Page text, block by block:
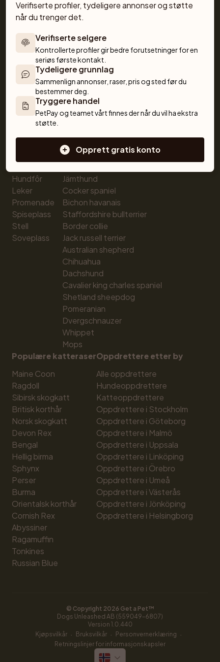
Hjelp
Anmeldelser
Kjæledyrbloggen
Butikk
Butikk
Alle produkter
Hundfôr
Leker
Promenade
Spiseplass
Stell
Soveplass
Labrador retriever
Fransk bulldog
Jämthund
Cocker spaniel
Bichon havanais
Staffordshire bullterrier
Border collie
Jack russell terrier
Australian shepherd
Chihuahua
Dachshund
Cavalier king charles spaniel
Shetland sheepdog
Pomeranian
Dvergschnauzer
Whippet
Mops
Populære katteraser
Maine Coon
Ragdoll
Sibirsk skogkatt
Britisk korthår
Norsk skogkatt
Devon Rex
Bengal
Hellig birma
Sphynx
Perser
Burma
Orientalsk korthår
Cornish Rex
Abyssiner
Ragamuffin
Tonkines
Russian Blue
Oppdrettere etter by
Alle oppdrettere
Hundeoppdrettere
Katteoppdrettere
Oppdrettere i Stockholm
Oppdrettere i Göteborg
Oppdrettere i Malmö
Oppdrettere i Uppsala
Oppdrettere i Linköping
Oppdrettere i Örebro
Oppdrettere i Umeå
Oppdrettere i Västerås
Oppdrettere i Jönköping
Oppdrettere i Helsingborg
© Copyright 2026 Get a Pet™
Dogs Unleashed AB (559049-6807)
Version 1.0.440
Kjøpsvilkår · Bruksvilkår · Personvernerklæring ·
Retningslinjer for informasjonskapsler
Verifiserte profiler, tydeligere annonser og støtte
når du trenger det.
Verifiserte selgere
Kontrollerte profiler gir bedre forutsetninger for en
seriøs første kontakt.
Tydeligere grunnlag
Sammenlign annonser, raser, pris og sted før du
bestemmer deg.
Tryggere handel
PetPay og teamet vårt finnes der når du vil ha ekstra
støtte.
Opprett gratis konto